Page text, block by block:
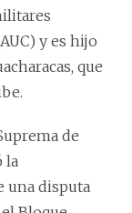
y es hijo
que
de
la
una disputa